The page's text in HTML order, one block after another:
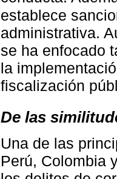
establece
administrativa.
se ha enfocado
la
fiscalización
De las
Una de las
Perú, Colombia